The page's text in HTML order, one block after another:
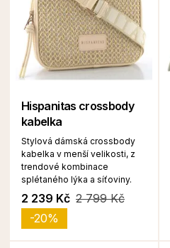
Hispanitas crossbody
kabelka
Stylová dámská crossbody
kabelka v menší velikosti, z
trendové kombinace
splétaného lýka a síťoviny.
2 239 Kč 2 799 Kč
-20%